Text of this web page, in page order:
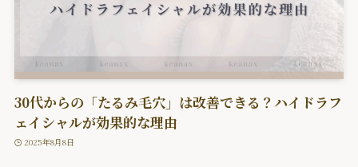
30代からの「たるみ毛穴」は改善できる？ハイドラフ
ェイシャルが効果的な理由
2025年8月8日